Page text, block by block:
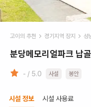
고이의 추천 경기 지역 장지 성
분당메모리얼파크 납
- / 5.0 사설 봉안
시설 정보 시설 사용료